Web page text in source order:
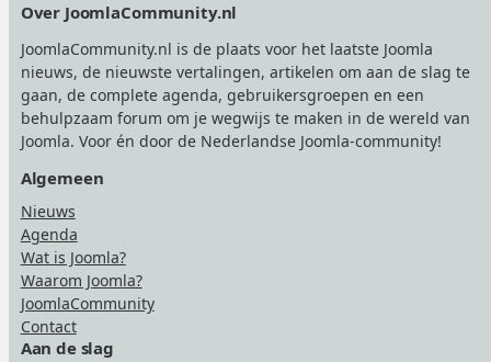
Over JoomlaCommunity.nl
JoomlaCommunity.nl is de plaats voor het laatste Joomla
nieuws, de nieuwste vertalingen, artikelen om aan de slag te
gaan, de complete agenda, gebruikersgroepen en een
behulpzaam forum om je wegwijs te maken in de wereld van
Joomla. Voor én door de Nederlandse Joomla-community!
Algemeen
Nieuws
Agenda
Wat is Joomla?
Waarom Joomla?
JoomlaCommunity
Contact
Aan de slag